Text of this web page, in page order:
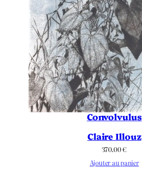
Convolvulus
Claire Illouz
370.00€
Ajouter au panier